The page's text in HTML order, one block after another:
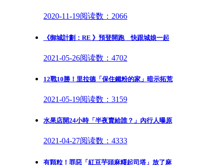
2020-11-19阅读数：2066
《御城計劃：RE 》預登開跑 快跟城娘一起
2021-05-26阅读数：4702
12戰10勝！里拉德「保住鐵粉的家」暗示拓荒
2021-05-19阅读数：3159
水果店開24小時「半夜賣給誰？」內行人曝原
2021-04-27阅读数：4333
有顆粒！罪惡「紅豆芋頭麻糬起司塔」放了麻